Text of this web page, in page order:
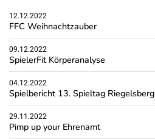
12.12.2022
FFC Weihnachtzauber
09.12.2022
SpielerFit Körperanalyse
04.12.2022
Spielbericht 13. Spieltag Riegelsberg
29.11.2022
Pimp up your Ehrenamt